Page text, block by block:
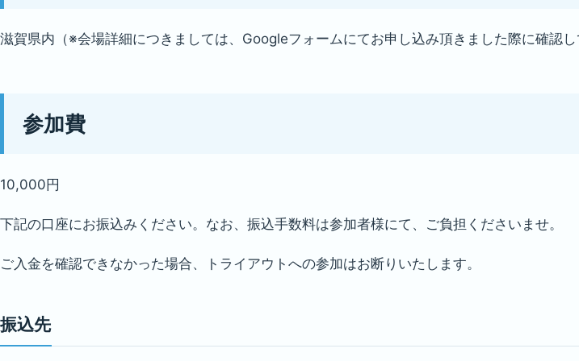
滋賀県内（※会場詳細につきましては、Googleフォームにてお申し込み頂きました際に確認し
参加費
10,000円
下記の口座にお振込みください。なお、振込手数料は参加者様にて、ご負担くださいませ。
ご入金を確認できなかった場合、トライアウトへの参加はお断りいたします。
振込先